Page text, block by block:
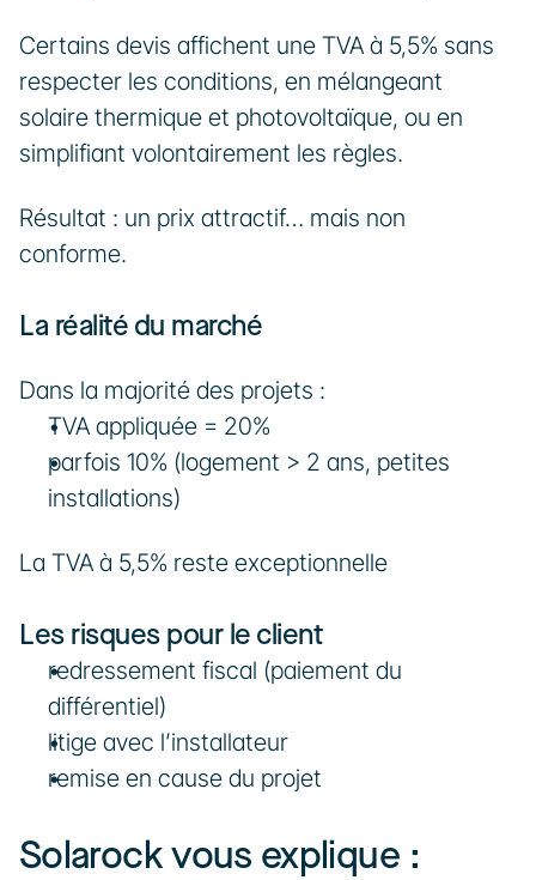
Certains devis affichent une TVA à 5,5% sans
respecter les conditions, en mélangeant
solaire thermique et photovoltaïque, ou en
simplifiant volontairement les règles.
Résultat : un prix attractif… mais non
conforme.
La réalité du marché
Dans la majorité des projets :
TVA appliquée = 20%
parfois 10% (logement > 2 ans, petites
installations)
La TVA à 5,5% reste exceptionnelle
Les risques pour le client
redressement fiscal (paiement du
différentiel)
litige avec l’installateur
remise en cause du projet
Solarock vous explique :